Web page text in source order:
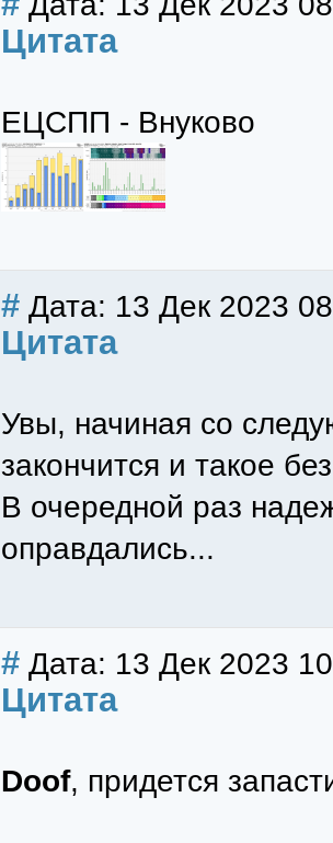
Цитата
ЕЦСПП - Внуково
# Дата: 13 Дек 2023
Цитата
Увы, начиная со
закончится и такое
В очередной раз
оправдались...
# Дата: 13 Дек 2023
Цитата
Doof, придется